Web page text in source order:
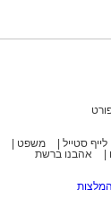
לייף סטייל משפט
אהבנו ברשת